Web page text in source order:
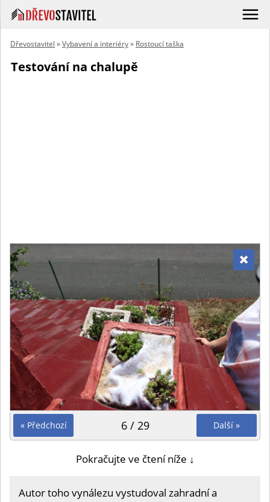
Dřevostavitel »Vybavení a interiéry» Rostoucí taška
Testování na chalupě
« Předchozí Další »
6 / 29
Pokračujte ve čtení níže ↓
Autor toho vynálezu vystudoval zahradní a